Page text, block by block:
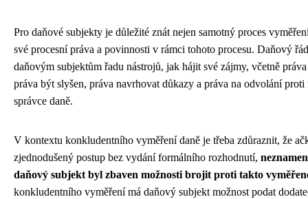
Pro daňové subjekty je důležité znát nejen samotný proces
své procesní práva a povinnosti v rámci tohoto procesu. Daňový
daňovým subjektům řadu nástrojů, jak hájit své zájmy, včetně
práva být slyšen, práva navrhovat důkazy a práva na odvolání
správce daně.
V kontextu konkludentního vyměření daně je třeba zdůraznit, že
zjednodušený postup bez vydání formálního rozhodnutí,
daňový subjekt byl zbaven možnosti brojit proti takto
konkludentního vyměření má daňový subjekt možnost podat